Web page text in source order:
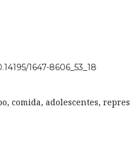
1647-8606_53_18
comida, adolescentes,